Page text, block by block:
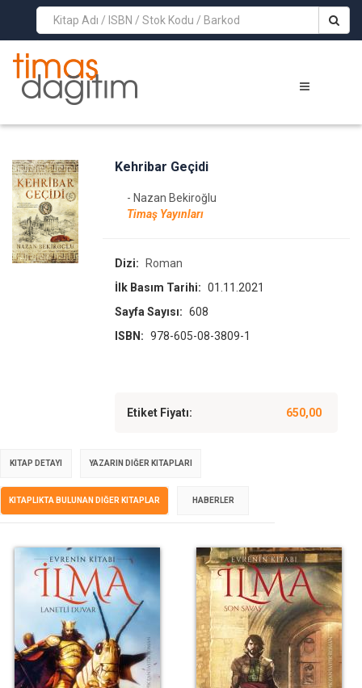
>
Kehribar Geçidi
- Nazan Bekiroğlu
Timaş Yayınları
Dizi:
Roman
İlk Basım Tarihi: 01.11.2021
Sayfa Sayısı: 608
ISBN: 978-605-08-3809-1
Etiket Fiyatı: 650,00
KITAP DETAYI YAZARIN DIĞER KITAPLARI
KITAPLIKTA BULUNAN DIĞER KITAPLAR HABERLER